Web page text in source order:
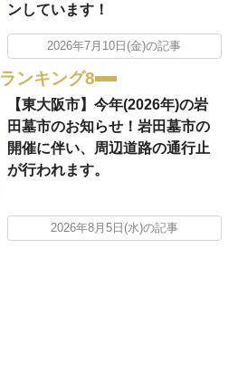
ンしています！
2026年7月10日(金)の記事
ランキング8
【東大阪市】今年(2026年)の岩
田墓市のお知らせ！岩田墓市の
開催に伴い、周辺道路の通行止
が行われます。
2026年8月5日(水)の記事